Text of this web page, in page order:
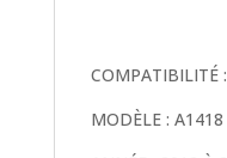
COMPATIBILITÉ
MODÈLE :